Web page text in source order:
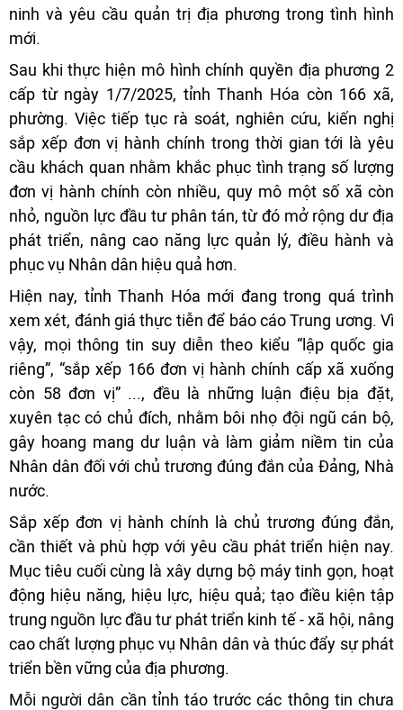
ninh và yêu cầu quản trị địa phương trong tình hình
mới.
Sau khi thực hiện mô hình chính quyền địa phương 2
cấp từ ngày 1/7/2025, tỉnh Thanh Hóa còn 166 xã,
phường. Việc tiếp tục rà soát, nghiên cứu, kiến nghị
sắp xếp đơn vị hành chính trong thời gian tới là yêu
cầu khách quan nhằm khắc phục tình trạng số lượng
đơn vị hành chính còn nhiều, quy mô một số xã còn
nhỏ, nguồn lực đầu tư phân tán, từ đó mở rộng dư địa
phát triển, nâng cao năng lực quản lý, điều hành và
phục vụ Nhân dân hiệu quả hơn.
Hiện nay, tỉnh Thanh Hóa mới đang trong quá trình
xem xét, đánh giá thực tiễn để báo cáo Trung ương. Vì
vậy, mọi thông tin suy diễn theo kiểu “lập quốc gia
riêng”, “sắp xếp 166 đơn vị hành chính cấp xã xuống
còn 58 đơn vị” ..., đều là những luận điệu bịa đặt,
xuyên tạc có chủ đích, nhằm bôi nhọ đội ngũ cán bộ,
gây hoang mang dư luận và làm giảm niềm tin của
Nhân dân đối với chủ trương đúng đắn của Đảng, Nhà
nước.
Sắp xếp đơn vị hành chính là chủ trương đúng đắn,
cần thiết và phù hợp với yêu cầu phát triển hiện nay.
Mục tiêu cuối cùng là xây dựng bộ máy tinh gọn, hoạt
động hiệu năng, hiệu lực, hiệu quả; tạo điều kiện tập
trung nguồn lực đầu tư phát triển kinh tế - xã hội, nâng
cao chất lượng phục vụ Nhân dân và thúc đẩy sự phát
triển bền vững của địa phương.
Mỗi người dân cần tỉnh táo trước các thông tin chưa